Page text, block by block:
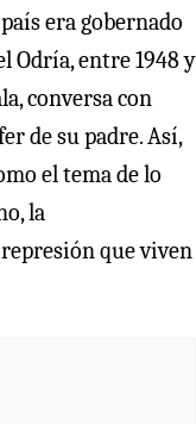
era gobernado
Odría, entre 1948 y
conversa con
de su padre. Así,
el tema de lo
la
que viven